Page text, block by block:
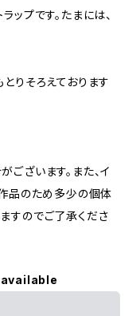
プです。たまには、
りそろえております
ざいます。また、イ
品のため多少の個体
すのでご了承くださ